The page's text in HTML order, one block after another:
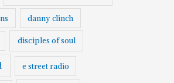
danny clinch
disciples of soul
e street radio